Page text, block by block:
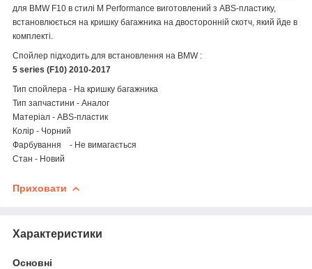
для BMW F10 в стилі M Performance виготовлений з ABS-пластику,
встановлюється на кришку багажника на двосторонній скотч, який йде в
комплекті.
Спойлер підходить для встановлення на BMW :
5 series (F10) 2010-2017
Тип спойлера - На кришку багажника
Тип запчастини - Аналог
Матеріал - ABS-пластик
Колір - Чорний
Фарбування - Не вимагається
Стан - Новий
Приховати
Характеристики
Основні